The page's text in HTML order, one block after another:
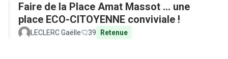
Faire de la Place Amat Massot ... une
place ECO-CITOYENNE conviviale !
LECLERC Gaëlle 39 Retenue